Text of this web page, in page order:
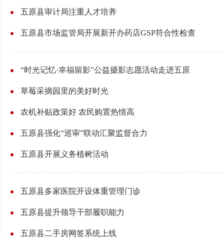
五原县审计局注重人才培养
五原县市场监管局开展新开办药店GSP符合性检查
“时光记忆·幸福留影”公益摄影志愿活动走进五原
草莓采摘园里的美好时光
农机补贴政策好 农民购置热情高
五原县强化“巡审”联动汇聚监督合力
五原县开展义务植树活动
五原县多家医院开设体重管理门诊
五原县提升领导干部履职能力
五原县二手房网签系统上线